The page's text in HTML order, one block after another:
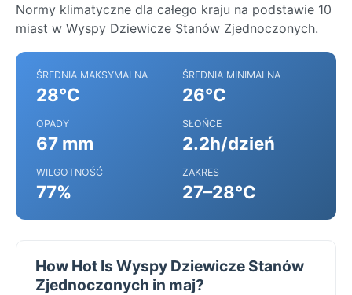
Normy klimatyczne dla całego kraju na podstawie 10
miast w Wyspy Dziewicze Stanów Zjednoczonych.
ŚREDNIA MAKSYMALNA
28°C
ŚREDNIA MINIMALNA
26°C
OPADY
67 mm
SŁOŃCE
2.2h/dzień
WILGOTNOŚĆ
77%
ZAKRES
27–28°C
How Hot Is Wyspy Dziewicze Stanów
Zjednoczonych in maj?